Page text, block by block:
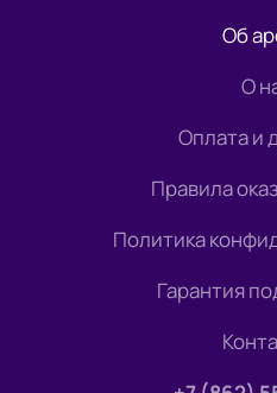
Об
О
Оплата и
Правила
Политика
Гарантия